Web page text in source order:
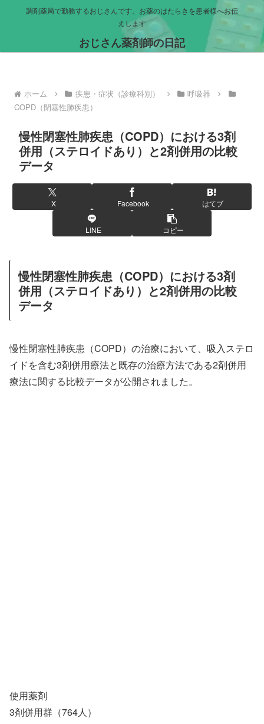
調剤薬局で勤務するおじさんです。お薬のはたらきを患者様へお伝
えします
おじさん薬剤師の日記
ホーム 疾患・症状（診療科別）
呼吸器
COPD（閉塞性肺疾患）
慢性閉塞性肺疾患（COPD）における3剤
併用（ステロイドあり）と2剤併用の比較
データ
X Facebook はてブ
LINE コピー
慢性閉塞性肺疾患（COPD）における3剤
併用（ステロイドあり）と2剤併用の比較
データ
慢性閉塞性肺疾患（COPD）の治療において、吸入ステロ
イドを含む3剤併用療法と既存の治療方法である2剤併用
療法に関する比較データが公開されました。
使用薬剤
3剤併用群（764人）